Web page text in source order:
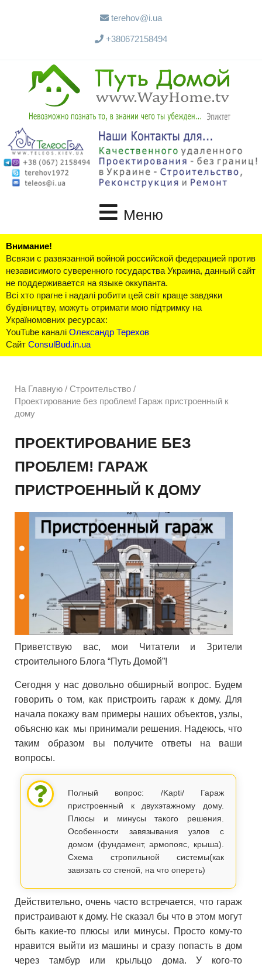
terehov@i.ua
+380672158494
Меню
Внимание!
Всвязи с развязанной войной российской федерацией против
независимого суверенного государства Украина, данный сайт
не поддерживается на языке оккупанта.
Всі хто прагне і надалі робити цей світ краще завдяки
будівництву, можуть отримати мою підтримку на
Україномовних ресурсах:
YouTube каналі Олександр Терехов
Сайт ConsulBud.in.ua
На Главную / Строительство /
Проектирование без проблем! Гараж пристроенный к
дому
ПРОЕКТИРОВАНИЕ БЕЗ
ПРОБЛЕМ! ГАРАЖ
ПРИСТРОЕННЫЙ К ДОМУ
Приветствую вас, мои Читатели и Зрители
строительного Блога “Путь Домой”!
Сегодня у нас довольно обширный вопрос. Будем
говорить о том, как пристроить гараж к дому. Для
начала покажу вам примеры наших объектов, узлы,
объясню как мы принимали решения. Надеюсь, что
таким образом вы получите ответы на ваши
вопросы.
Полный вопрос: /Kapti/ Гараж
пристроенный к двухэтажному дому.
Плюсы и минусы такого решения.
Особенности завязывания узлов с
домом (фундамент, армопояс, крыша).
Схема стропильной системы(как
завязать со стеной, на что опереть)
Действительно, очень часто встречается, что гараж
пристраивают к дому. Не сказал бы что в этом могут
быть какие-то плюсы или минусы. Просто кому-то
нравится выйти из машины и сразу попасть в дом
через тамбур или крыльцо дома. У кого-то